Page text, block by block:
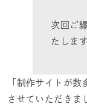
次回ご
たします
「制作サイトが
させていただきま